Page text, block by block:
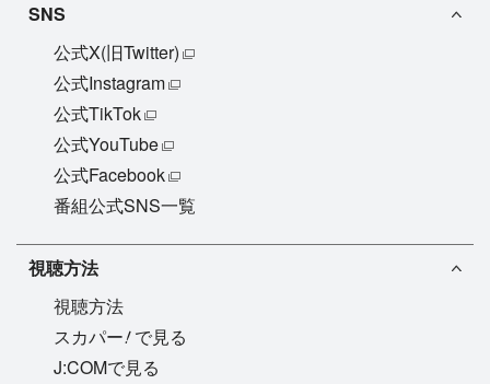
SNS
公式X(旧Twitter)
公式Instagram
公式TikTok
公式YouTube
公式Facebook
番組公式SNS一覧
視聴方法
視聴方法
スカパー!で見る
J:COMで見る